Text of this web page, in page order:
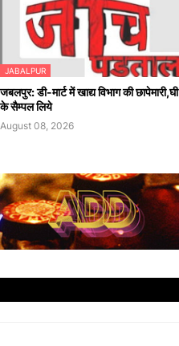
JABALPUR
जबलपुर: डी-मार्ट में खाद्य विभाग की छापेमारी,घी
के सैम्पल लिये
August 08, 2026